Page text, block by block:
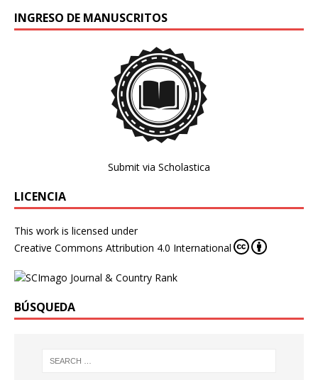
INGRESO DE MANUSCRITOS
Submit via Scholastica
LICENCIA
This work is licensed under
Creative Commons Attribution 4.0 International
BÚSQUEDA